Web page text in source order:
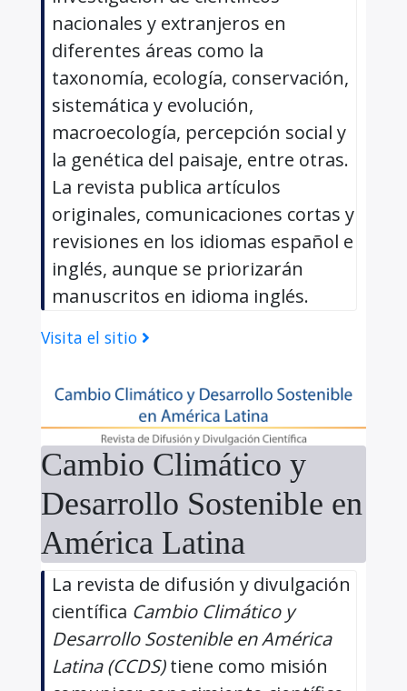
nacionales y extranjeros en
diferentes áreas como la
taxonomía, ecología, conservación,
sistemática y evolución,
macroecología, percepción social y
la genética del paisaje, entre otras.
La revista publica artículos
originales, comunicaciones cortas y
revisiones en los idiomas español e
inglés, aunque se priorizarán
manuscritos en idioma inglés.
Visita el sitio
Cambio Climático y
Desarrollo Sostenible en
América Latina
La revista de difusión y divulgación
científica Cambio Climático y
Desarrollo Sostenible en América
Latina (CCDS)tiene como misión